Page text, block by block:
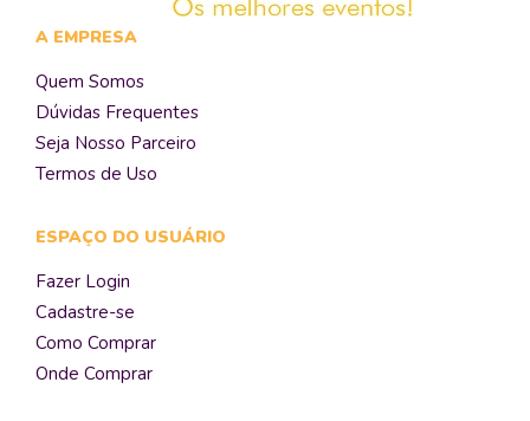
A EMPRESA
Quem Somos
Dúvidas Frequentes
Seja Nosso Parceiro
Termos de Uso
ESPAÇO DO USUÁRIO
Fazer Login
Cadastre-se
Como Comprar
Onde Comprar